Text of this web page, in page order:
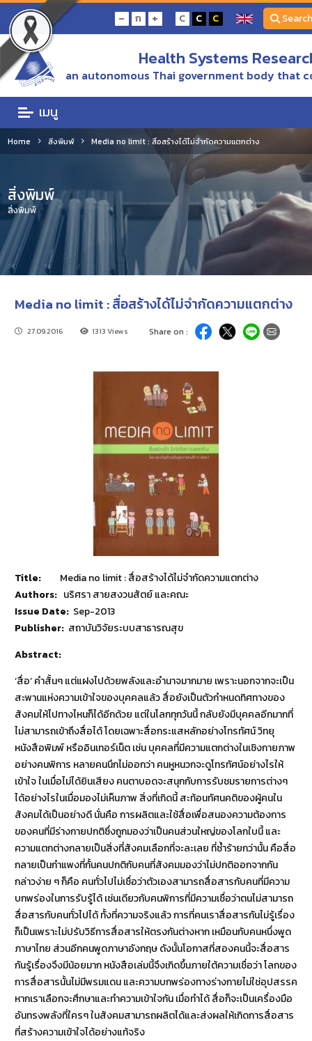
- ก + C C C Search
Health Systems
an autonomous Thai government body that
เมนู
Home สิ่งพิมพ์ Media no limit : สื่อสร้างได้ไม่จำกัดความแตกต่าง
สิ่งพิมพ์
สิ่งพิมพ์
Media no limit : สื่อสร้างได้ไม่จำกัดความแตกต่าง
27.09.2016 1313 Views Share on :
Title:
Media no limit : สื่อสร้างได้ไม่จำกัดความแตกต่าง
Authors: นริศรา สายสงวนสัตย์ และคณะ
Issue Date: Sep-2013
Publisher: สถาบันวิจัยระบบสาธารณสุข
Abstract:
‘สื่อ’ คำสั้นๆ แต่แฝงไปด้วยพลังและอำนาจมากมาย เพราะนอกจากจะเป็น
สะพานแห่งความเข้าใจของบุคคลแล้ว สื่อยังเป็นตัวกำหนดทิศทางของ
สังคมให้ไปทางไหนก็ได้อีกด้วย แต่ในโลกทุกวันนี้ กลับยังมีบุคคลอีกมากที่
ไม่สามารถเข้าถึงสื่อได้ โดยเฉพาะสื่อกระแสหลักอย่างโทรทัศน์ วิทยุ
หนังสือพิมพ์ หรืออินเทอร์เน็ต เช่น บุคคลที่มีความแตกต่างในเชิงกายภาพ
อย่างคนพิการ หลายคนนึกไม่ออกว่า คนหูหนวกจะดูโทรทัศน์อย่างไรให้
เข้าใจ ในเมื่อไม่ได้ยินเสียง คนตาบอดจะสนุกกับการรับชมรายการต่างๆ
ได้อย่างไรในเมื่อมองไม่เห็นภาพ สิ่งที่เกิดนี้ สะท้อนทัศนคติของผู้คนใน
สังคมได้เป็นอย่างดี นั่นคือ การผลิตและใช้สื่อเพื่อสนองความต้องการ
ของคนที่มีร่างกายปกติซึ่งถูกมองว่าเป็นคนส่วนใหญ่ของโลกใบนี้ และ
ความแตกต่างกลายเป็นสิ่งที่สังคมเลือกที่จะละเลย ที่ซํ้าร้ายกว่านั้น คือสื่อ
กลายเป็นกำแพงที่กั้นคนปกติกับคนที่สังคมมองว่าไม่ปกติออกจากกัน
กล่าวง่าย ๆ ก็คือ คนทั่วไปไม่เชื่อว่าตัวเองสามารถสื่อสารกับคนที่มีความ
บกพร่องในการรับรู้ได้ เช่นเดียวกับคนพิการที่มีความเชื่อว่าตนไม่สามารถ
สื่อสารกับคนทั่วไปได้ ทั้งที่ความจริงแล้ว การที่คนเราสื่อสารกันไม่รู้เรื่อง
ก็เป็นเพราะไม่ปรับวิธีการสื่อสารให้ตรงกันต่างหาก เหมือนกับคนหนึ่งพูด
ภาษาไทย ส่วนอีกคนพูดภาษาอังกฤษ ดังนั้นโอกาสที่สองคนนี้จะสื่อสาร
กันรู้เรื่องจึงมีน้อยมาก หนังสือเล่มนี้จึงเกิดขึ้นภายใต้ความเชื่อว่า โลกของ
การสื่อสารนั้นไม่มีพรมแดน และความบกพร่องทางร่างกายไม่ใช่อุปสรรค
หากเราเลือกจะศึกษาและทำความเข้าใจกัน เมื่อทำได้ สื่อก็จะเป็นเครื่องมือ
อันทรงพลังที่ใครๆ ในสังคมสามารถผลิตได้และส่งผลให้เกิดการสื่อสาร
ที่สร้างความเข้าใจได้อย่างแท้จริง